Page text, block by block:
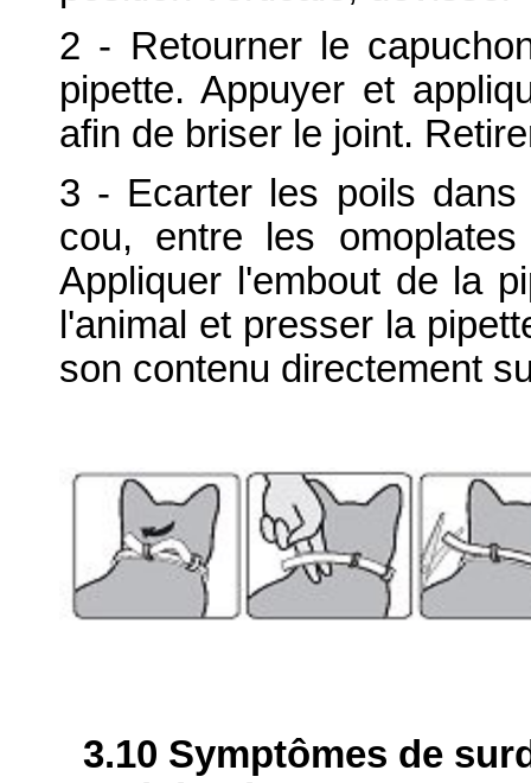
2 - Retourner le
pipette. Appuyer et
afin de briser le joint.
3 - Ecarter les poils
cou, entre les
Appliquer l'embout de la
l'animal et presser la
son contenu directement
3.10 Symptômes de